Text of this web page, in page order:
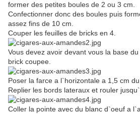
former des petites boules de 2 ou 3 cm.
Confectionner donc des boules puis
assez fins de 10 cm.
Couper les feuilles de bricks en 4.
Vous devez avoir devant vous la base
brick coupee.
Poser la farce a l`horizontale a 1,5 cm
Replier les bords lateraux et rouler
Coller la pointe avec du blanc d`oeuf a